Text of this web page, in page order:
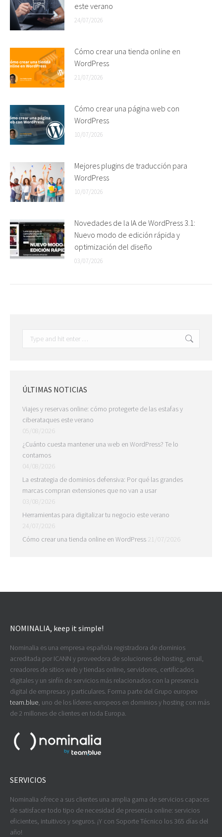
este verano
24/07/2026
Cómo crear una tienda online en
WordPress
21/07/2026
Cómo crear una página web con
WordPress
10/07/2026
Mejores plugins de traducción para
WordPress
10/07/2026
Novedades de la IA de WordPress 3.1:
Nuevo modo de edición rápida y
optimización del diseño
03/07/2026
ÚLTIMAS NOTICIAS
Viajes y reservas online: cómo protegerte de las estafas y
ciberataques este verano
05/08/2026
¿Cuánto cuesta mantener una web en WordPress? Te lo
contamos
04/08/2026
La estrategia de dominios defensiva: Por qué las grandes
marcas compran extensiones que no van a usar
03/08/2026
Herramientas para digitalizar tu negocio este verano
24/07/2026
Cómo crear una tienda online en WordPress 21/07/2026
NOMINALIA, keep it simple!
Nominalia es una empresa española registradora de dominios
acreditada por ICANN y proveedora de soluciones de hosting, email,
creadores de sitios web y tiendas online, servidores, certificados
digitales y un sinfín de servicios más relacionados con la presencia
digital de empresas y particulares. Forma parte del Grupo europeo
team.blue, uno de los líderes europeos en dominios y hosting con más
de 2 millones de clientes en toda Europa.
SERVICIOS
Nominalia ofrece a sus clientes una amplia gama de servicios capaces
de satisfacer todo tipo de necesidad de presencia online: servicios
eficientes, intuitivos y seguros. ¡Y con Soporte Técnico los 365 días del
año!